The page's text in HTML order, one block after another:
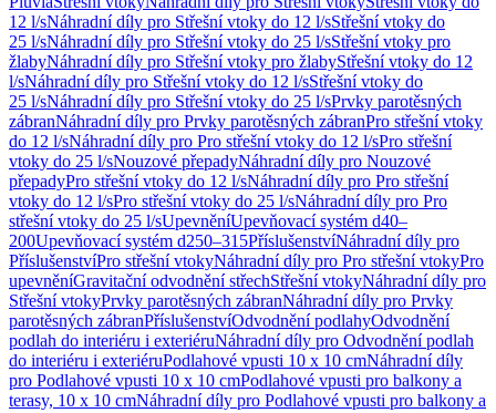
12 l/sNáhradní díly pro Střešní vtoky do 12 l/sStřešní vtoky do
25 l/sNáhradní díly pro Střešní vtoky do 25 l/sStřešní vtoky pro
žlabyNáhradní díly pro Střešní vtoky pro žlabyStřešní vtoky do 12
l/sNáhradní díly pro Střešní vtoky do 12 l/sStřešní vtoky do
25 l/sNáhradní díly pro Střešní vtoky do 25 l/sPrvky parotěsných
zábranNáhradní díly pro Prvky parotěsných zábranPro střešní vtoky
do 12 l/sNáhradní díly pro Pro střešní vtoky do 12 l/sPro střešní
vtoky do 25 l/sNouzové přepadyNáhradní díly pro Nouzové
přepadyPro střešní vtoky do 12 l/sNáhradní díly pro Pro střešní
vtoky do 12 l/sPro střešní vtoky do 25 l/sNáhradní díly pro Pro
střešní vtoky do 25 l/sUpevněníUpevňovací systém d40–
200Upevňovací systém d250–315PříslušenstvíNáhradní díly pro
PříslušenstvíPro střešní vtokyNáhradní díly pro Pro střešní vtokyPro
upevněníGravitační odvodnění střechStřešní vtokyNáhradní díly pro
Střešní vtokyPrvky parotěsných zábranNáhradní díly pro Prvky
parotěsných zábranPříslušenstvíOdvodnění podlahyOdvodnění
podlah do interiéru i exteriéruNáhradní díly pro Odvodnění podlah
do interiéru i exteriéruPodlahové vpusti 10 x 10 cmNáhradní díly
pro Podlahové vpusti 10 x 10 cmPodlahové vpusti pro balkony a
terasy, 10 x 10 cmNáhradní díly pro Podlahové vpusti pro balkony a